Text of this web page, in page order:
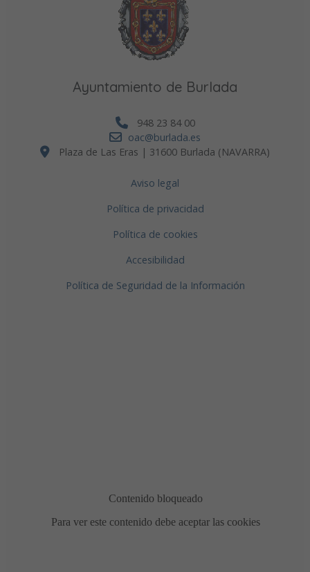
Ayuntamiento de Burlada
948 23 84 00
oac@burlada.es
Plaza de Las Eras | 31600 Burlada (NAVARRA)
Aviso legal
Política de privacidad
Política de cookies
Accesibilidad
Política de Seguridad de la Información